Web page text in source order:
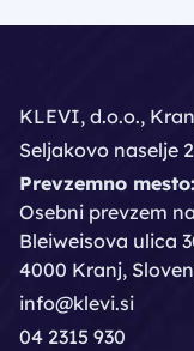
KLEVI, d.o.o.,
Seljakovo naselje
Prevzemno mesto:
Osebni prevzem
Bleiweisova ulica
4000 Kranj,
info@klevi.si
04 2315 930